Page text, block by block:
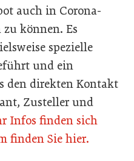
auch in Corona-
können. Es
spezielle
und ein
den direkten Kontakt
Zusteller und
Infos finden sich
finden Sie hier.